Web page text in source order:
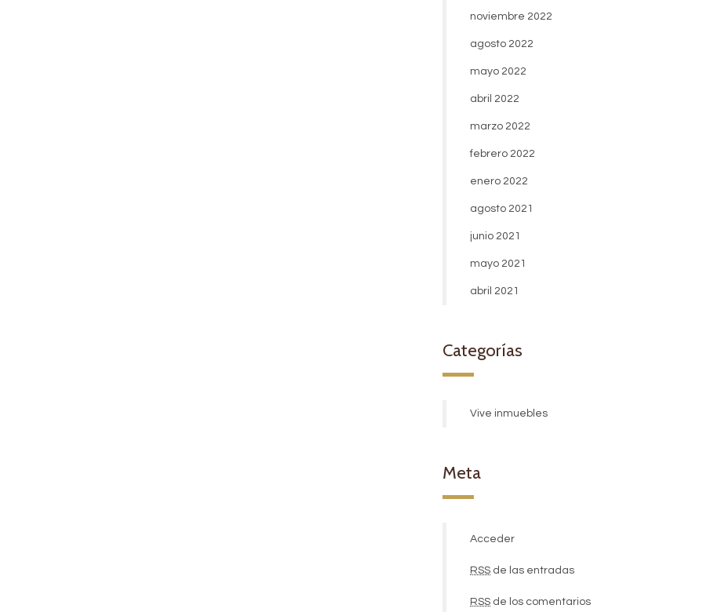
noviembre 2022
agosto 2022
mayo 2022
abril 2022
marzo 2022
febrero 2022
enero 2022
agosto 2021
junio 2021
mayo 2021
abril 2021
Categorías
Vive inmuebles
Meta
Acceder
RSS de las entradas
RSS de los comentarios